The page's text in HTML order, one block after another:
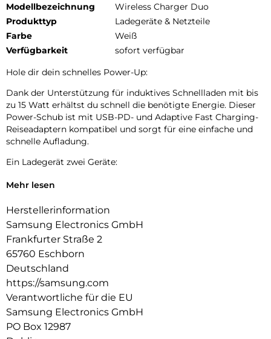
Modellbezeichnung
Wireless Charger Duo
Produkttyp
Ladegeräte & Netzteile
Farbe
Weiß
Verfügbarkeit
sofort verfügbar
Hole dir dein schnelles Power-Up:
Dank der Unterstützung für induktives Schnellladen mit bis
zu 15 Watt erhältst du schnell die benötigte Energie. Dieser
Power-Schub ist mit USB-PD- und Adaptive Fast Charging-
Reiseadaptern kompatibel und sorgt für eine einfache und
schnelle Aufladung.
Ein Ladegerät zwei Geräte:
Du kannst zwei kompatible Geräte gleichzeitig aufladen –
die Galaxy Watch und deine Galaxy Buds.
Lade deine Geräte schnell wieder auf:
Der Wireless Charger Duo verfügt über ein eingebautes
Kühlsystem mit Lüfter und lädt dein Smartphone schnell
und mit wenig Stromverbrauch auf.
Lade dein Galaxy sicher auf:
Der Wireless Charger Duo mit einer Ladeleistung von bis zu
15 Watt ist eine gute Wahl, um dein kompatibles Galaxy vor
Mehr lesen
Herstellerinformation
Samsung Electronics GmbH
Frankfurter Straße 2
65760 Eschborn
Deutschland
https://samsung.com
Verantwortliche für die EU
Samsung Electronics GmbH
PO Box 12987